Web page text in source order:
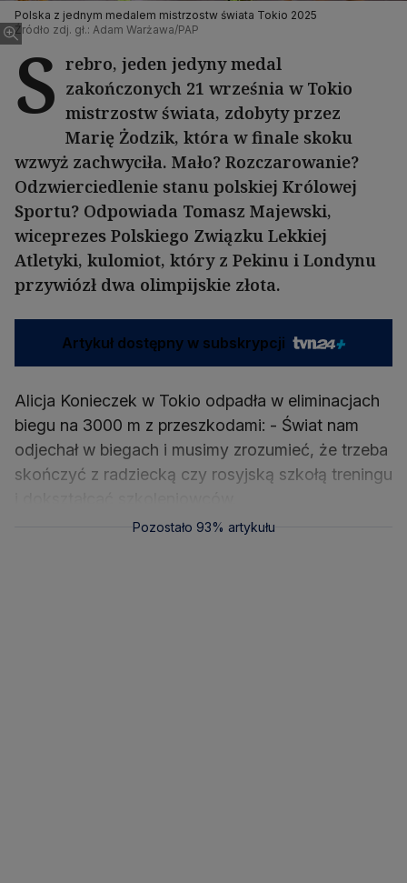
Polska z jednym medalem mistrzostw świata Tokio 2025
Źródło zdj. gł.: Adam Warżawa/PAP
S rebro, jeden jedyny medal
zakończonych 21 września w Tokio
mistrzostw świata, zdobyty przez
Marię Żodzik, która w finale skoku
wzwyż zachwyciła. Mało? Rozczarowanie?
Odzwierciedlenie stanu polskiej Królowej
Sportu? Odpowiada Tomasz Majewski,
wiceprezes Polskiego Związku Lekkiej
Atletyki, kulomiot, który z Pekinu i Londynu
przywiózł dwa olimpijskie złota.
Artykuł dostępny w subskrypcji
Alicja Konieczek w Tokio odpadła w eliminacjach
biegu na 3000 m z przeszkodami: - Świat nam
odjechał w biegach i musimy zrozumieć, że trzeba
skończyć z radziecką czy rosyjską szkołą treningu
Pozostało 93% artykułu